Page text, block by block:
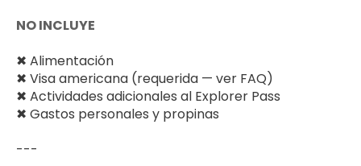
NO INCLUYE
✖ Alimentación
✖ Visa americana (requerida — ver FAQ)
✖ Actividades adicionales al Explorer Pass
✖ Gastos personales y propinas
---